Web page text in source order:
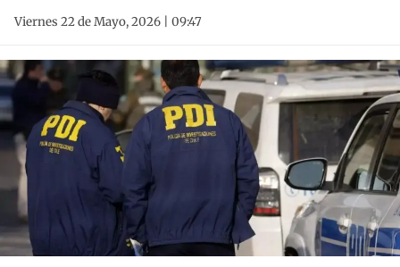
Viernes 22 de Mayo, 2026 | 09:47